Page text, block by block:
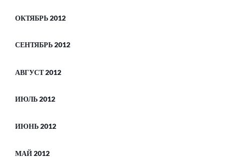
ОКТЯБРЬ 2012
СЕНТЯБРЬ 2012
АВГУСТ 2012
ИЮЛЬ 2012
ИЮНЬ 2012
МАЙ 2012